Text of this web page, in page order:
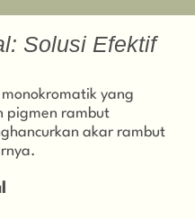
Solusi Efektif
yang
pigmen rambut
akar rambut